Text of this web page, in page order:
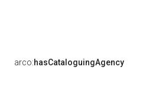
arco:hasCataloguingAgency